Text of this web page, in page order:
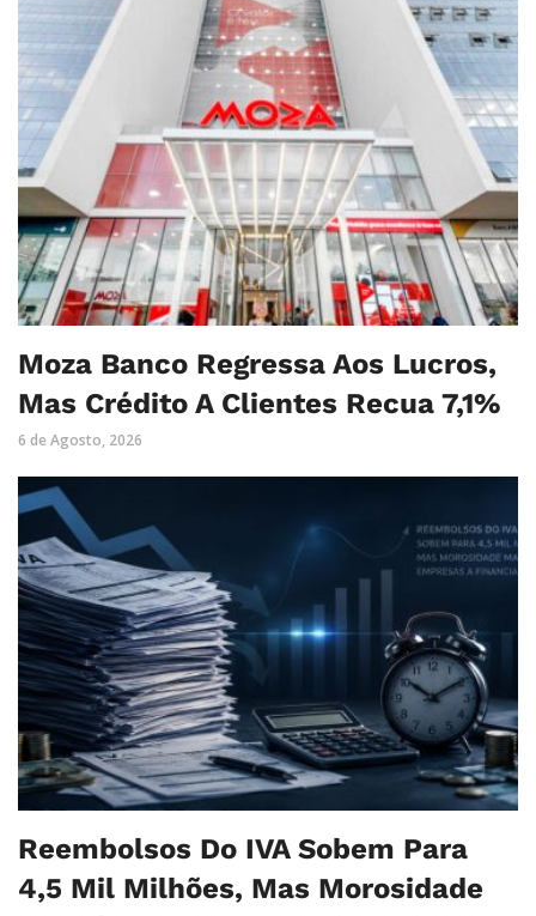
Moza Banco Regressa Aos Lucros,
Mas Crédito A Clientes Recua 7,1%
6 de Agosto, 2026
Reembolsos Do IVA Sobem Para
4,5 Mil Milhões, Mas Morosidade